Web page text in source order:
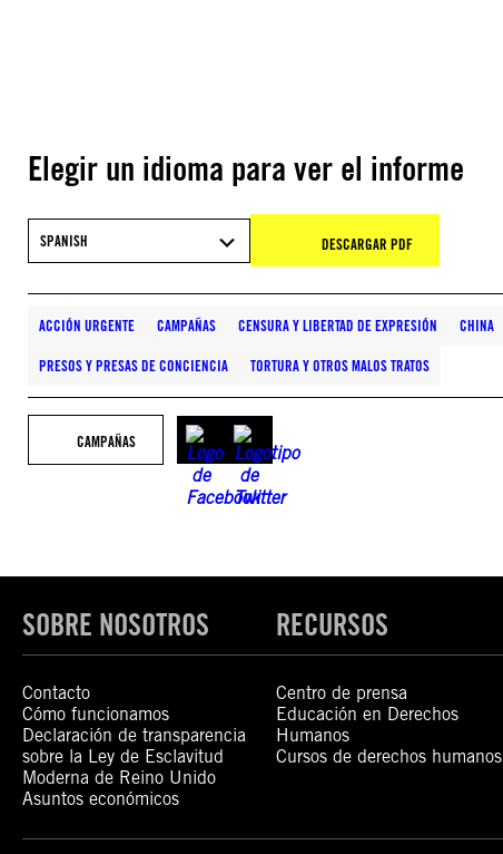
Elegir un idioma para ver el informe
SPANISH DESCARGAR PDF
ACCIÓN URGENTE CAMPAÑAS CENSURA Y LIBERTAD DE EXPRESIÓN CHINA
PRESOS Y PRESAS DE CONCIENCIA TORTURA Y OTROS MALOS TRATOS
CAMPAÑAS
SOBRE NOSOTROS
Contacto
Cómo funcionamos
Declaración de transparencia
sobre la Ley de Esclavitud
Moderna de Reino Unido
Asuntos económicos
RECURSOS
Centro de prensa
Educación en Derechos
Humanos
Cursos de derechos humanos